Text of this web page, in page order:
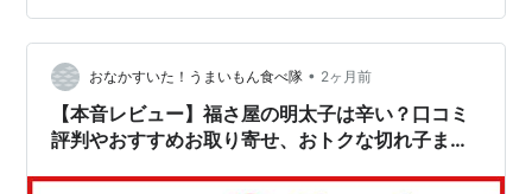
せんが、見つけるたびに「大丈夫かな…」と思ってしま
います😅 今のところは、殺虫成分入りの液肥をあげると
持ち直してくれることが多いので、今年も様子を見なが
ら育てています。 できればこれから…
おなかすいた！うまいもん食べ隊 • 2ヶ月前
【本音レビュー】福さ屋の明太子は辛い？口コミ
評判やおすすめお取り寄せ、おトクな切れ子まで